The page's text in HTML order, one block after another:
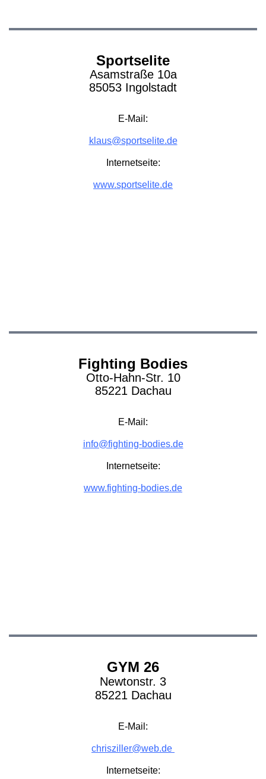
Sportselite
Asamstraße 10a
85053 Ingolstadt
E-Mail:
klaus@sportselite.de
Internetseite:
www.sportselite.de
Fighting Bodies
Otto-Hahn-Str. 10
85221 Dachau
E-Mail:
info@fighting-bodies.de
Internetseite:
www.fighting-bodies.de
GYM 26
Newtonstr. 3
85221 Dachau
E-Mail:
chrisziller@web.de
Internetseite: